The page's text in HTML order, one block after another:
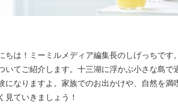
ちは！ミーミルメディア編集長のしげっちで
いてご紹介します。十三湖に浮かぶ小さな島
になりますよ。家族でのお出かけや、自然を満
見ていきましょう！